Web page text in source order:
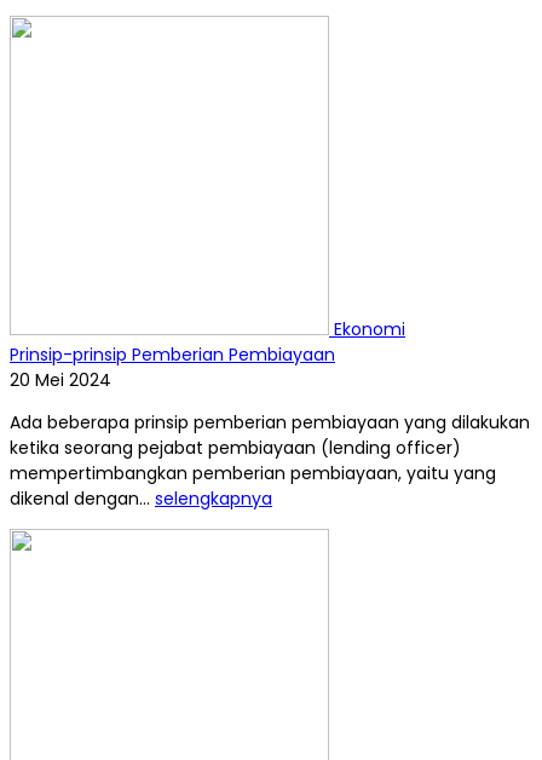
Ekonomi
Prinsip-prinsip Pemberian Pembiayaan
20 Mei 2024
Ada beberapa prinsip pemberian pembiayaan yang dilakukan
ketika seorang pejabat pembiayaan (lending officer)
mempertimbangkan pemberian pembiayaan, yaitu yang
dikenal dengan... selengkapnya